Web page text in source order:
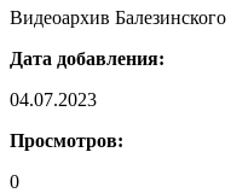
Видеоархив Балезинского
Дата добавления:
04.07.2023
Просмотров:
0